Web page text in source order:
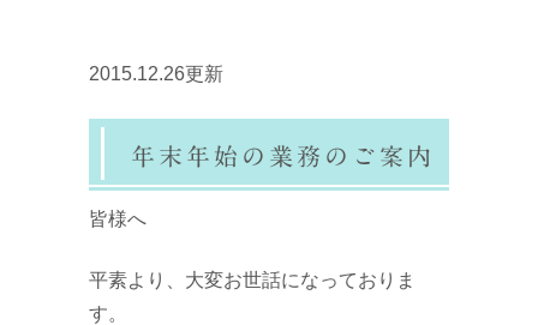
2015.12.26更新
年末年始の業務のご案内
皆様へ
平素より、大変お世話になっておりま
す。